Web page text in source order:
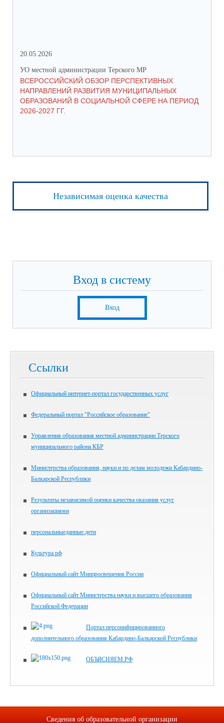
20.05.2026
УО местной администрации Терского МР
ВСЕРОССИЙСКИЙ ОБЗОР ПЕРСПЕКТИВНЫХ
НАПРАВЛЕНИЙ РАЗВИТИЯ МУНИЦИПАЛЬНЫХ
ОБРАЗОВАНИЙ В СОЦИАЛЬНОЙ СФЕРЕ НА ПЕРИОД
2026-2027 ГГ.
Независимая оценка качества
Вход в систему
Вход
Ссылки
Официальный интернет-портал государственных услуг
Федеральный портал "Российское образование"
Управления образования местной администрации Терского
муниципального района КБР
Министерства образования, науки и по делам молодежи Кабардино-
Балкарской Республики
Результаты независимой оценки качества оказания услуг
организациями
персональныеданные.дети
Культура.рф
Официальный сайт Минпросвещения России
Официальный сайт Министерства науки и высшего образования
Российской Федерации
Портал персонифицированного
дополнительного образования Кабардино-Балкарской Республики
ОБЪЯСНЯЕМ.РФ
Сведения об образовательной организации